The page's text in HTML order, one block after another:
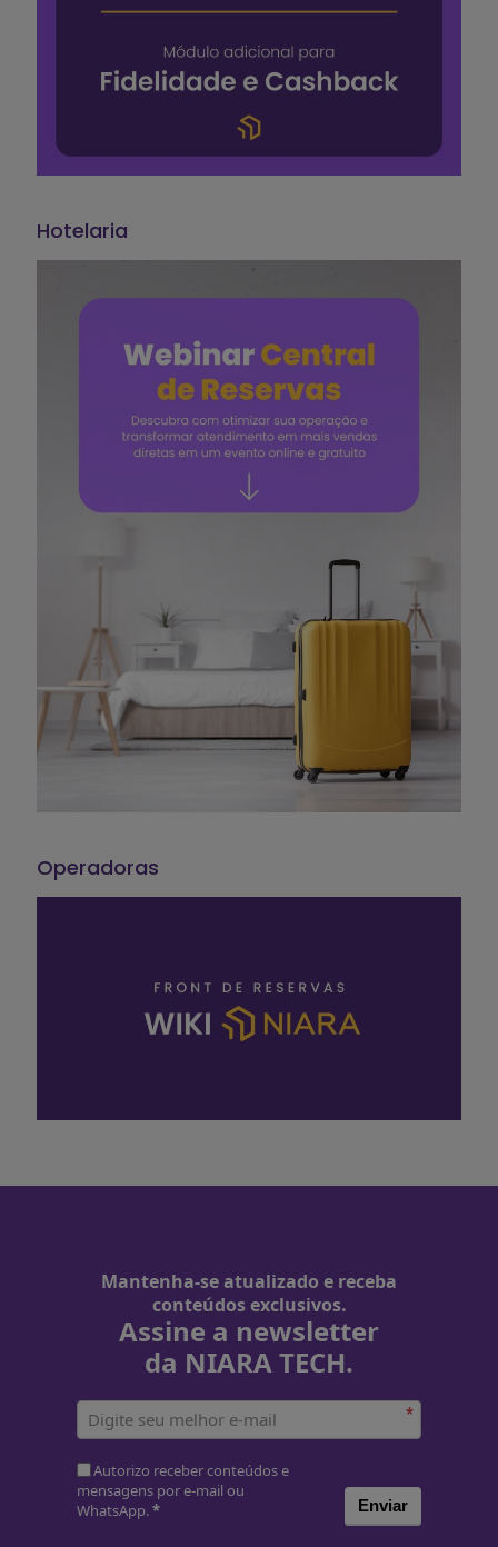
Hotelaria
Operadoras
Mantenha-se atualizado e receba
conteúdos exclusivos.
Assine a newsletter
da NIARA TECH.
*
Autorizo receber conteúdos e
mensagens por e-mail ou
WhatsApp.* Enviar